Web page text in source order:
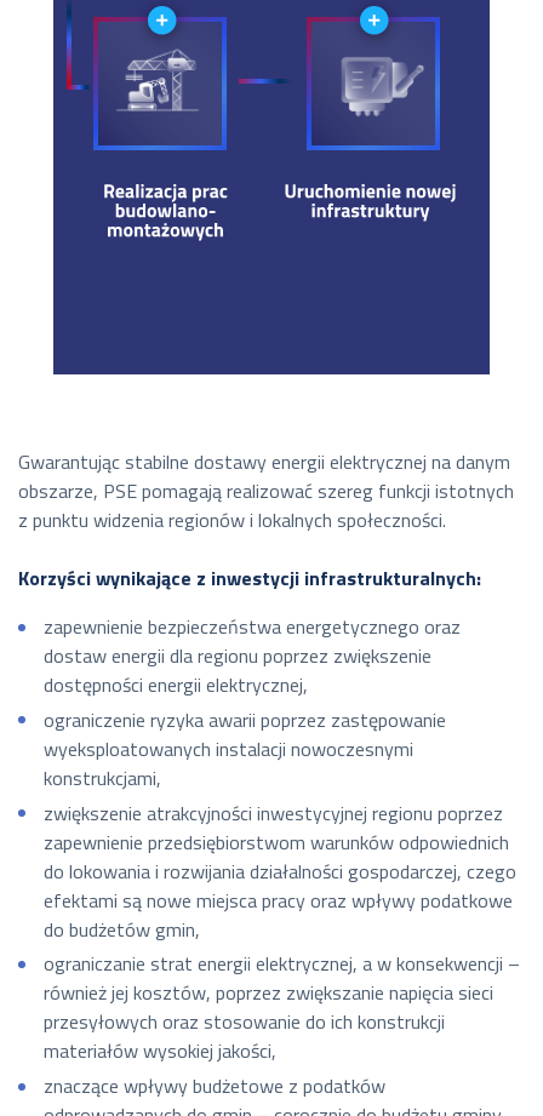
Gwarantując stabilne dostawy energii elektrycznej na danym
obszarze, PSE pomagają realizować szereg funkcji istotnych
z punktu widzenia regionów i lokalnych społeczności.
Korzyści wynikające z inwestycji infrastrukturalnych:
zapewnienie bezpieczeństwa energetycznego oraz
dostaw energii dla regionu poprzez zwiększenie
dostępności energii elektrycznej,
ograniczenie ryzyka awarii poprzez zastępowanie
wyeksploatowanych instalacji nowoczesnymi
konstrukcjami,
zwiększenie atrakcyjności inwestycyjnej regionu poprzez
zapewnienie przedsiębiorstwom warunków odpowiednich
do lokowania i rozwijania działalności gospodarczej, czego
efektami są nowe miejsca pracy oraz wpływy podatkowe
do budżetów gmin,
ograniczanie strat energii elektrycznej, a w konsekwencji –
również jej kosztów, poprzez zwiększanie napięcia sieci
przesyłowych oraz stosowanie do ich konstrukcji
materiałów wysokiej jakości,
znaczące wpływy budżetowe z podatków